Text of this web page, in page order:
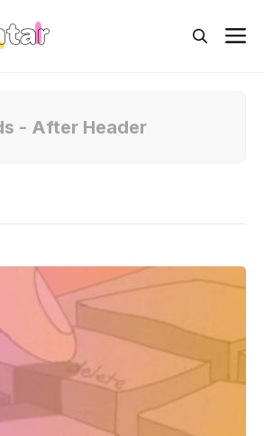
- After Header